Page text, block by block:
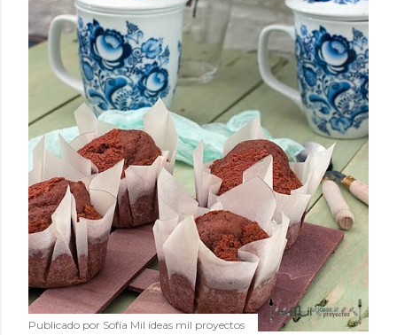
Publicado por Sofía Mil ideas mil proyectos